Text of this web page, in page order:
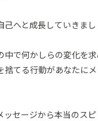
へと成長していきまし
中で何かしらの変化を
捨てる行動があなたに
ッセージから本当のス